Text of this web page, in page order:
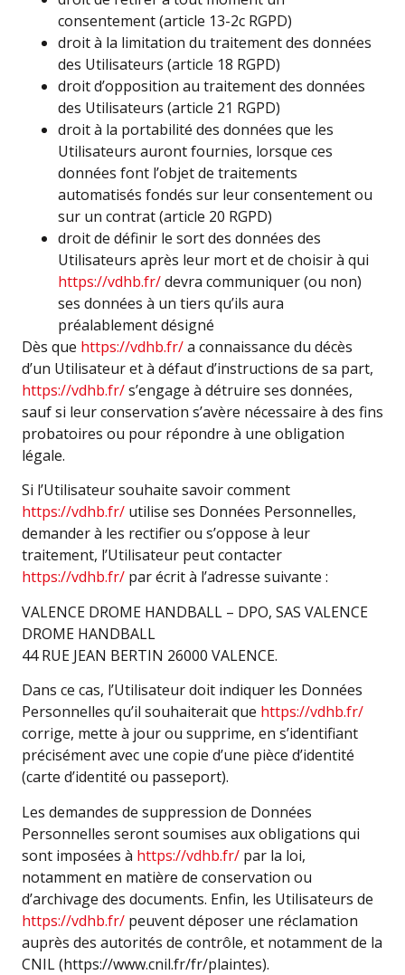
consentement (article 13-2c RGPD)
droit à la limitation du traitement des données
des Utilisateurs (article 18 RGPD)
droit d’opposition au traitement des données
des Utilisateurs (article 21 RGPD)
droit à la portabilité des données que les
Utilisateurs auront fournies, lorsque ces
données font l’objet de traitements
automatisés fondés sur leur consentement ou
sur un contrat (article 20 RGPD)
droit de définir le sort des données des
Utilisateurs après leur mort et de choisir à qui
https://vdhb.fr/devra communiquer (ou non)
ses données à un tiers qu’ils aura
préalablement désigné
Dès que https://vdhb.fr/a connaissance du décès
d’un Utilisateur et à défaut d’instructions de sa part,
https://vdhb.fr/s’engage à détruire ses données,
sauf si leur conservation s’avère nécessaire à des fins
probatoires ou pour répondre à une obligation
légale.
Si l’Utilisateur souhaite savoir comment
https://vdhb.fr/ utilise ses Données Personnelles,
demander à les rectifier ou s’oppose à leur
traitement, l’Utilisateur peut contacter
https://vdhb.fr/ par écrit à l’adresse suivante :
VALENCE DROME HANDBALL – DPO, SAS VALENCE
DROME HANDBALL
44 RUE JEAN BERTIN 26000 VALENCE.
Dans ce cas, l’Utilisateur doit indiquer les Données
Personnelles qu’il souhaiterait que https://vdhb.fr/
corrige, mette à jour ou supprime, en s’identifiant
précisément avec une copie d’une pièce d’identité
(carte d’identité ou passeport).
Les demandes de suppression de Données
Personnelles seront soumises aux obligations qui
sont imposées à https://vdhb.fr/ par la loi,
notamment en matière de conservation ou
d’archivage des documents. Enfin, les Utilisateurs de
https://vdhb.fr/ peuvent déposer une réclamation
auprès des autorités de contrôle, et notamment de la
CNIL (https://www.cnil.fr/fr/plaintes).